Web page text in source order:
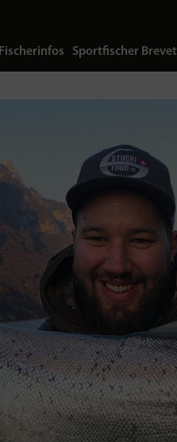
Fischerinfos Sportfischer Brevet